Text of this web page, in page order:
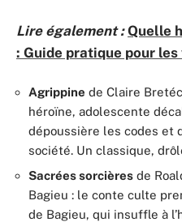
Lire également : Quelle
: Guide pratique pour
Agrippine de Claire
héroïne, adolescente
dépoussière les codes et
société. Un classique,
Sacrées sorcières de
Bagieu : le conte culte
de Bagieu, qui insuffle à